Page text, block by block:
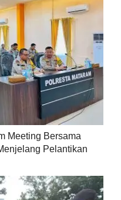
Meeting Bersama
Pelantikan